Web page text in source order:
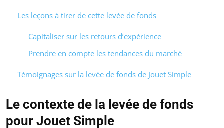
Les leçons à tirer de cette levée de fonds
Capitaliser sur les retours d’expérience
Prendre en compte les tendances du marché
Témoignages sur la levée de fonds de Jouet Simple
Le contexte de la levée de fonds
pour Jouet Simple